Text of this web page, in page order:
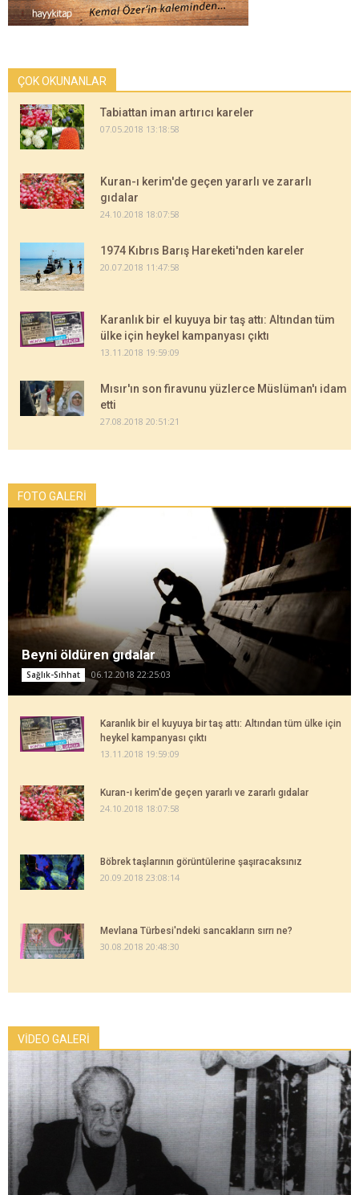
ÇOK OKUNANLAR
Tabiattan iman artırıcı kareler
07.05.2018 13:18:58
Kuran-ı kerim'de geçen yararlı ve zararlı
gıdalar
24.10.2018 18:07:58
1974 Kıbrıs Barış Hareketi'nden kareler
20.07.2018 11:47:58
Karanlık bir el kuyuya bir taş attı: Altından tüm
ülke için heykel kampanyası çıktı
13.11.2018 19:59:09
Mısır'ın son firavunu yüzlerce Müslüman'ı idam
etti
27.08.2018 20:51:21
FOTO GALERİ
Beyni öldüren gıdalar
Sağlık-Sıhhat 06.12.2018 22:25:03
Karanlık bir el kuyuya bir taş attı: Altından tüm ülke için
heykel kampanyası çıktı
13.11.2018 19:59:09
Kuran-ı kerim'de geçen yararlı ve zararlı gıdalar
24.10.2018 18:07:58
Böbrek taşlarının görüntülerine şaşıracaksınız
20.09.2018 23:08:14
Mevlana Türbesi'ndeki sancakların sırrı ne?
30.08.2018 20:48:30
VİDEO GALERİ